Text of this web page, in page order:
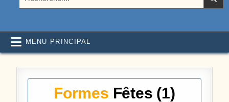
MENU PRINCIPAL
Formes Fêtes (1)